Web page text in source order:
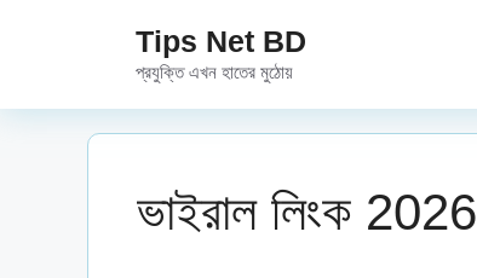
Tips Net BD
প্রযুক্তি এখন হাতের মুঠোয়
ভাইরাল লিংক 2026